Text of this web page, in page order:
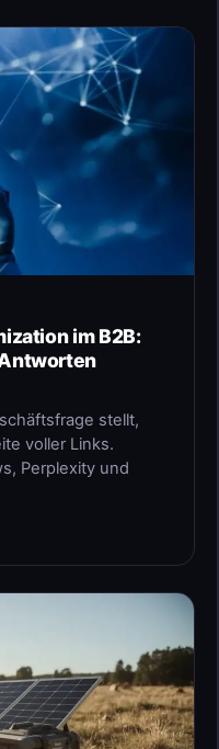
im B2B:
stellt,
voller Links.
Perplexity und